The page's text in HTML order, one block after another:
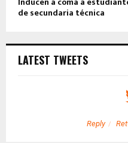
de secundaria técnica
LATEST TWEETS
Reply